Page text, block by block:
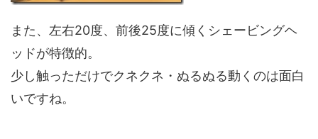
また、左右20度、前後25度に傾くシェービングヘ
ッドが特徴的。
少し触っただけでクネクネ・ぬるぬる動くのは面白
いですね。